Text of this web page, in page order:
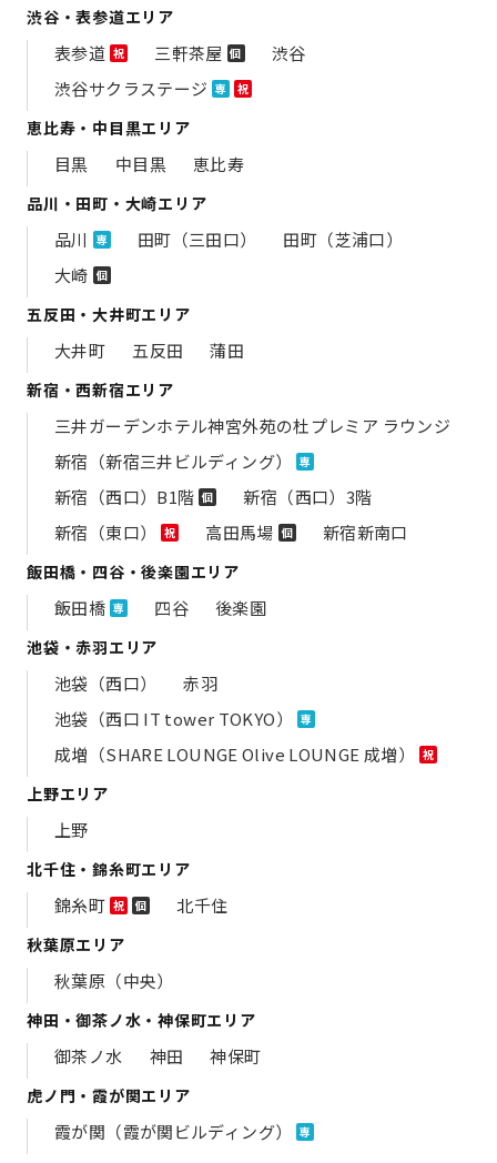
渋谷・表参道エリア
表参道 祝 三軒茶屋 個
渋谷
渋谷サクラステージ 専 祝
恵比寿・中目黒エリア
目黒 中目黒 恵比寿
品川・田町・大崎エリア
品川 専 田町（三田口）
田町（芝浦口）
大崎 個
五反田・大井町エリア
大井町 五反田 蒲田
新宿・西新宿エリア
三井ガーデンホテル神宮外苑の​杜プレミア ラウンジ
新宿（新宿三井ビルディング）
専
新宿（西口）B1階 個
新宿（西口）3階
新宿（東口）
祝 高田馬場 個 新宿新南口
飯田橋・四谷・後楽園エリア
飯田橋 専 四谷 後楽園
池袋・赤羽エリア
池袋（西口）
赤羽
池袋（西口 IT tower TOKYO）
専
成増（SHARE LOUNGE Olive LOUNGE 成増） 祝
上野エリア
上野
北千住・錦糸町エリア
錦糸町 祝 個 北千住
秋葉原エリア
秋葉原（中央）
神田・御茶ノ水・神保町エリア
御茶ノ水 神田 神保町
虎ノ門・霞が関エリア
霞が関（霞が関ビルディング） 専